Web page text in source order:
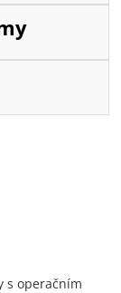
s operačním